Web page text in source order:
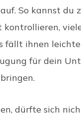
So kannst du
fällt ihnen
für dein
dürfte sich